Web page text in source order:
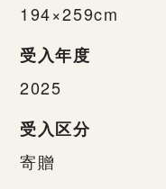
194×259cm
受入年度
2025
受入区分
寄贈